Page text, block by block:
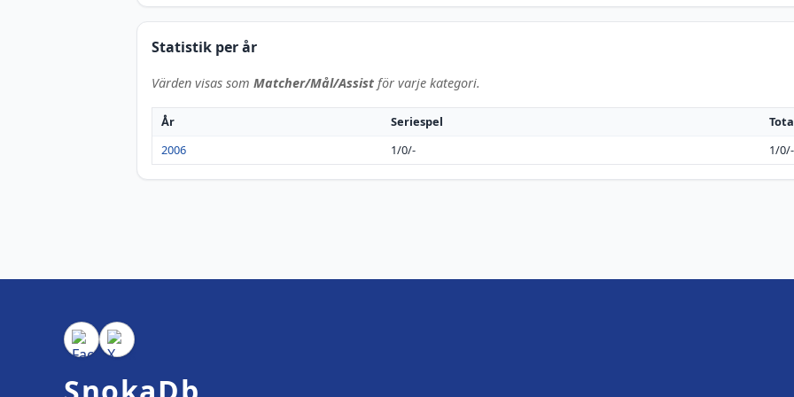
Statistik per år
Värden visas som Matcher/Mål/Assist för varje kategori.
År Seriespel
2006
1/0/- 1/0/-